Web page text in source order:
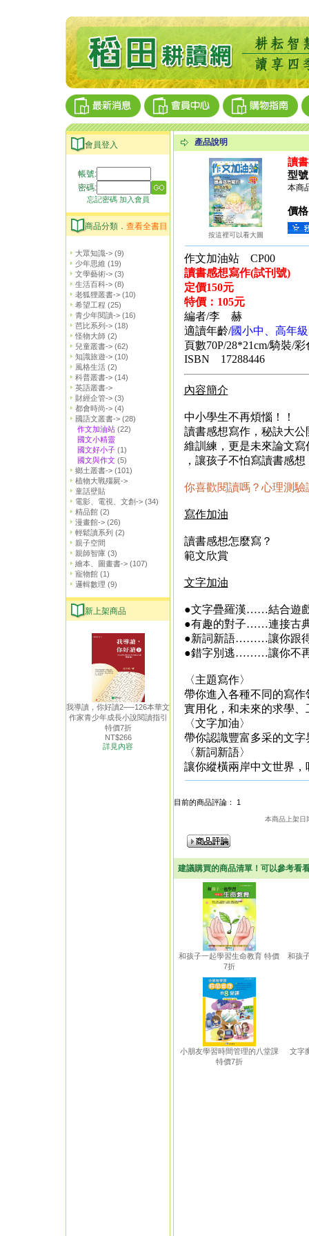
會員登入
帳號:
密碼:
忘記密碼 加入會員
商品分類． 查看全書目
大眾知識-> (9)
少年思維 (19)
文學藝術-> (3)
生活百科-> (8)
老狐狸叢書-> (10)
希望工程 (25)
青少年閱讀-> (16)
芭比系列-> (18)
怪物大師 (2)
兒童叢書-> (62)
知識旅遊-> (10)
風格生活 (2)
科普叢書-> (14)
英語叢書->
財經企管-> (3)
都會時尚-> (4)
國語文叢書-> (28)
作文加油站 (22)
國文小精靈
國文好小子 (1)
國文與作文 (5)
鄉土叢書-> (101)
植物大戰殭屍->
童話壁貼
電影、電視、文創-> (34)
精品館 (2)
漫畫館-> (26)
輕鬆讀系列 (2)
親子空間
親師智庫 (3)
繪本、圖畫書-> (107)
寵物館 (1)
邏輯數理 (9)
新上架商品
我導讀，你好讀2──126本華文
作家青少年成長小說閱讀指引
特價7折
NT$266
詳見內容
產品說明
按這裡可以看大圖
讀
型
本商
價
作文加油站 CP00
讀書感想寫作(試刊號)
定價150元
特價：105元
編者/李 赫
適讀年齡/國小中、高年
頁數70P/28*21cm/騎裝/
ISBN 17288446
內容簡介
中小學生不再煩惱！！
讀書感想寫作，秘訣大
維訓練，更是未來論文
，讓孩子不怕寫讀書感
你喜歡閱讀嗎？心理測驗
寫作加油
讀書感想怎麼寫？
範文欣賞
文字加油
●文字疊羅漢……結合遊
●有趣的對子……連接古
●新詞新語………讓你跟
●錯字別逃………讓你不
〈主題寫作〉
帶你進入各種不同的寫
實用化，和未來的求學、
〈文字加油〉
帶你認識豐富多采的文
〈新詞新語〉
讓你縱橫兩岸中文世界
目前的商品評論： 1
本商品上架日
建議購買的商品清單！可以參考看
和孩子一起學習生命教育 特價
7折
和孩
小朋友學習時間管理的八堂課
特價7折
文字